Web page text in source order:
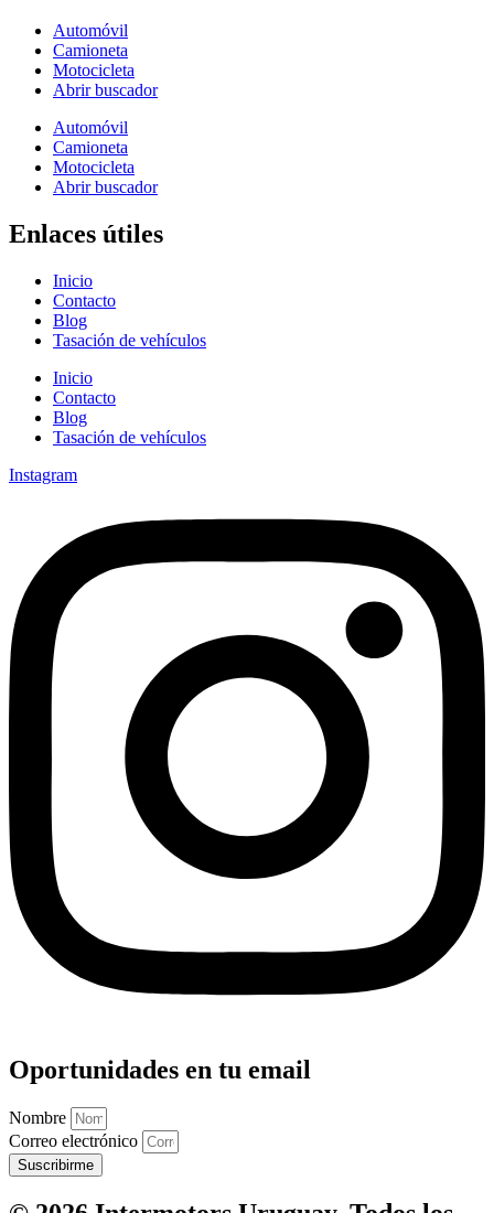
Automóvil
Camioneta
Motocicleta
Abrir buscador
Automóvil
Camioneta
Motocicleta
Abrir buscador
Enlaces útiles
Inicio
Contacto
Blog
Tasación de vehículos
Inicio
Contacto
Blog
Tasación de vehículos
Instagram
Oportunidades en tu email
Nombre
Correo electrónico
Suscribirme